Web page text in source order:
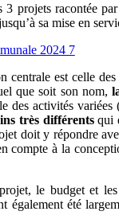
projets racontée
sa mise en
est celle
que soit son nom,
activités variées
très différentsqui
doit y répondre
compte à la
le budget et
été